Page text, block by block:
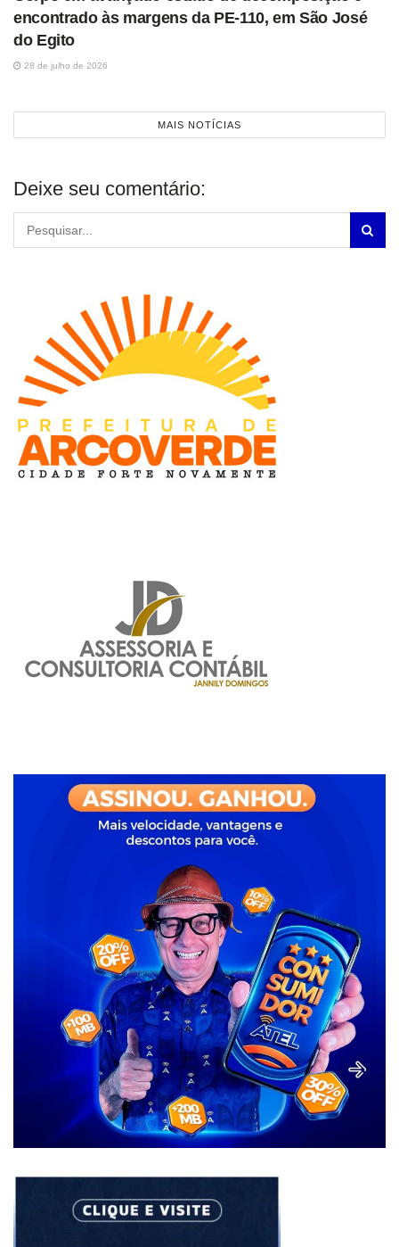
encontrado às margens da PE-110, em São José
do Egito
28 de julho de 2026
MAIS NOTÍCIAS
Deixe seu comentário: